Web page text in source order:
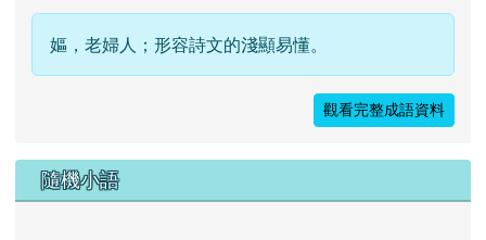
嫗，老婦人；形容詩文的淺顯易懂。
觀看完整成語資料
隨機小語